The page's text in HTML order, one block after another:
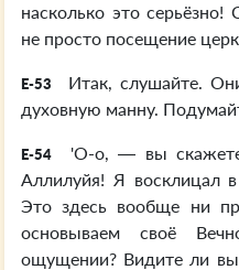
насколько это серьёзно!
не просто посещение
E-53
Итак, слушайте.
духовную манну.
E-54
'О-о, — вы
Аллилуйя! Я восклицал
Это здесь вообще ни
основываем своё
ощущении? Видите ли